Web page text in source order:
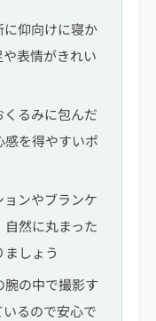
に仰向けに寝か
表情がきれい
くるみに包んだ
を得やすいポ
ョンやブランケ
然に丸まった
しょう
腕の中で撮影す
るので安心で